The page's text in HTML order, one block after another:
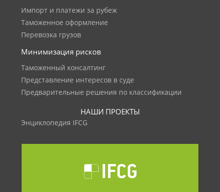
Импорт и платежи за рубеж
Таможенное оформление
Перевозка грузов
Минимизация рисков
Таможенный консалтинг
Представление интересов в суде
Предварительные решения по классификации
НАШИ ПРОЕКТЫ
Энциклопедия IFCG